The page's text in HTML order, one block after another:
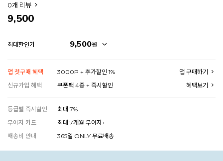
인플루언서 PICK한 지금 꼭 필요한 장마룩!
0개 리뷰
9,500
최대할인가 9,500원
앱 첫구매 혜택 3000P + 추가할인 1%
앱 구매하기
신규가입 혜택
쿠폰팩 4종 + 즉시할인 혜택보기
등급별 즉시할인
최대 7%
무이자 카드
최대 7개월 무이자+
배송비 안내
365일 ONLY 무료배송